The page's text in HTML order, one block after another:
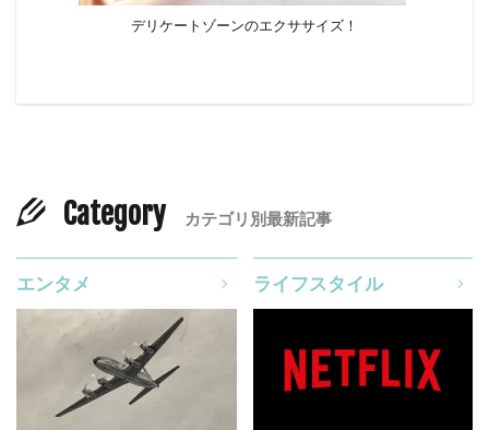
デリケートゾーンのエクササイズ！
Category カテゴリ別最新記事
エンタメ ライフスタイル